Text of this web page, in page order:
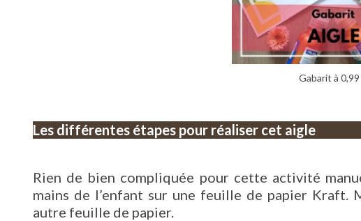
Gabarit à
Les différentes étapes pour réaliser cet aigle
Rien de bien compliquée pour cette activité
mains de l’enfant sur une feuille de papier Kraft.
autre feuille de papier.